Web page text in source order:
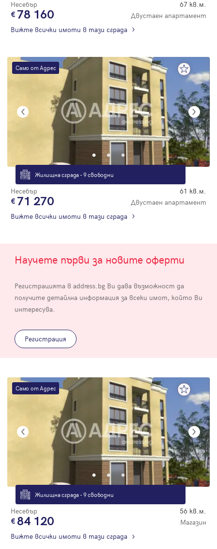
Несебър 67 кв.м.
78 160
Двустаен апартамент
Вижте всички имоти в тази сграда
Само от Адрес
Жилищна сграда - 9 свободни
Несебър 61 кв.м.
71 270
Двустаен апартамент
Вижте всички имоти в тази сграда
Научете първи за новите оферти
Регистрацията в address.bg Ви дава възможност да
получите детайлна информация за всеки имот, който Ви
интересува.
Регистрация
Само от Адрес
Жилищна сграда - 9 свободни
Несебър 56 кв.м.
84 120
Магазин
Вижте всички имоти в тази сграда